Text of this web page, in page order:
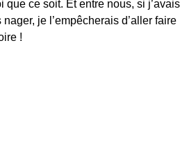
que ce soit. Et entre nous, si j’avais
je l’empêcherais d’aller faire
!